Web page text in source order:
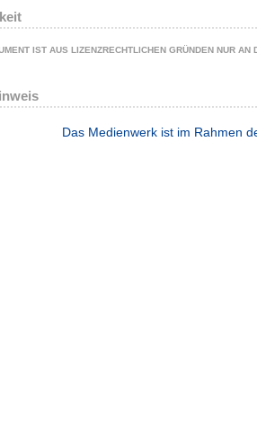
IST AUS LIZENZRECHTLICHEN GRÜNDEN NUR AN
Das Medienwerk ist im Rahmen